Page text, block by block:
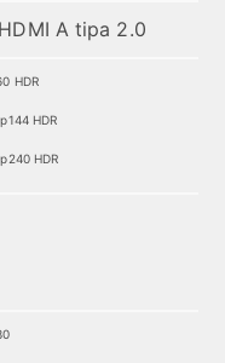
A tipa 2.0
HDR
HDR
HDR